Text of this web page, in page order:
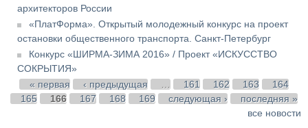
архитекторов России
«ПлатФорма». Открытый молодежный конкурс на проект
остановки общественного транспорта. Санкт-Петербург
Конкурс «ШИРМА-ЗИМА 2016» / Проект «ИСКУССТВО
СОКРЫТИЯ»
Страницы
« первая ‹ предыдущая 161 162 163
164
165
166 167 168 169 следующая ›
последняя »
все новости